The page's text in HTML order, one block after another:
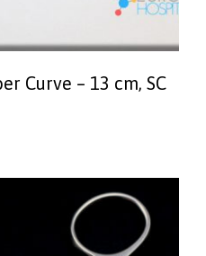
Curve – 13 cm, SC